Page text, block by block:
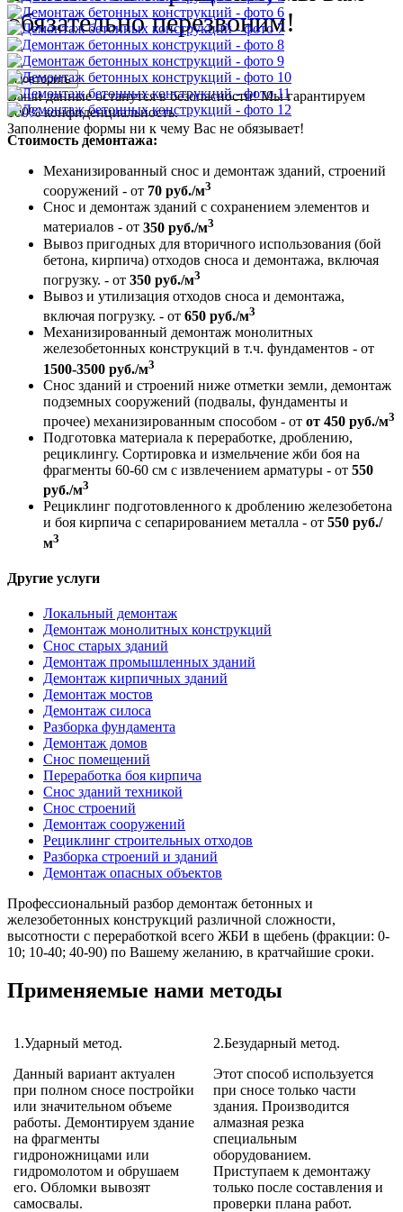
обязательно перезвоним!
Повторить
Ваши данные останутся в безопасности! Мы гарантируем
100% конфиденциальность.
Заполнение формы ни к чему Вас не обязывает!
Стоимость демонтажа:
Механизированный снос и демонтаж зданий, строений
сооружений - от 70 руб./м3
Снос и демонтаж зданий с сохранением элементов и
материалов - от 350 руб./м3
Вывоз пригодных для вторичного использования (бой
бетона, кирпича) отходов сноса и демонтажа, включая
погрузку. - от 350 руб./м3
Вывоз и утилизация отходов сноса и демонтажа,
включая погрузку. - от 650 руб./м3
Механизированный демонтаж монолитных
железобетонных конструкций в т.ч. фундаментов - от
1500-3500 руб./м3
Снос зданий и строений ниже отметки земли, демонтаж
подземных сооружений (подвалы, фундаменты и
прочее) механизированным способом - от от 450 руб./м3
Подготовка материала к переработке, дроблению,
рециклингу. Сортировка и измельчение жби боя на
фрагменты 60-60 см с извлечением арматуры - от 550
руб./м3
Рециклинг подготовленного к дроблению железобетона
и боя кирпича с сепарированием металла - от 550 руб./
м3
Другие услуги
Локальный демонтаж
Демонтаж монолитных конструкций
Снос старых зданий
Демонтаж промышленных зданий
Демонтаж кирпичных зданий
Демонтаж мостов
Демонтаж силоса
Разборка фундамента
Демонтаж домов
Снос помещений
Переработка боя кирпича
Снос зданий техникой
Снос строений
Демонтаж сооружений
Рециклинг строительных отходов
Разборка строений и зданий
Демонтаж опасных объектов
Профессиональный разбор демонтаж бетонных и
железобетонных конструкций различной сложности,
высотности с переработкой всего ЖБИ в щебень (фракции: 0-
10; 10-40; 40-90) по Вашему желанию, в кратчайшие сроки.
Применяемые нами методы
1.Ударный метод.
Данный вариант актуален
при полном сносе постройки
или значительном объеме
работы. Демонтируем здание
на фрагменты
гидроножницами или
гидромолотом и обрушаем
его. Обломки вывозят
самосвалы.
2.Безударный метод.
Этот способ используется
при сносе только части
здания. Производится
алмазная резка
специальным
оборудованием.
Приступаем к демонтажу
только после составления и
проверки плана работ.